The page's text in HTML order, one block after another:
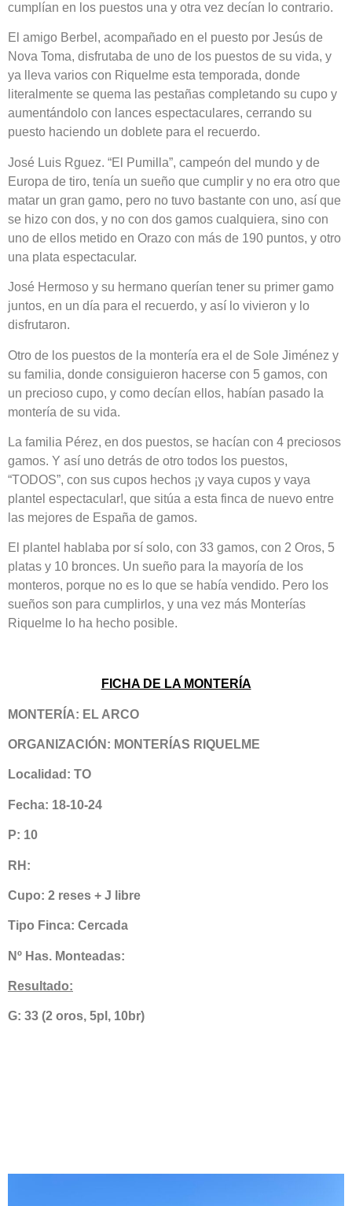
cumplían en los puestos una y otra vez decían lo contrario.
El amigo Berbel, acompañado en el puesto por Jesús de
Nova Toma, disfrutaba de uno de los puestos de su vida, y
ya lleva varios con Riquelme esta temporada, donde
literalmente se quema las pestañas completando su cupo y
aumentándolo con lances espectaculares, cerrando su
puesto haciendo un doblete para el recuerdo.
José Luis Rguez. “El Pumilla”, campeón del mundo y de
Europa de tiro, tenía un sueño que cumplir y no era otro que
matar un gran gamo, pero no tuvo bastante con uno, así que
se hizo con dos, y no con dos gamos cualquiera, sino con
uno de ellos metido en Orazo con más de 190 puntos, y otro
una plata espectacular.
José Hermoso y su hermano querían tener su primer gamo
juntos, en un día para el recuerdo, y así lo vivieron y lo
disfrutaron.
Otro de los puestos de la montería era el de Sole Jiménez y
su familia, donde consiguieron hacerse con 5 gamos, con
un precioso cupo, y como decían ellos, habían pasado la
montería de su vida.
La familia Pérez, en dos puestos, se hacían con 4 preciosos
gamos. Y así uno detrás de otro todos los puestos,
“TODOS”, con sus cupos hechos ¡y vaya cupos y vaya
plantel espectacular!, que sitúa a esta finca de nuevo entre
las mejores de España de gamos.
El plantel hablaba por sí solo, con 33 gamos, con 2 Oros, 5
platas y 10 bronces. Un sueño para la mayoría de los
monteros, porque no es lo que se había vendido. Pero los
sueños son para cumplirlos, y una vez más Monterías
Riquelme lo ha hecho posible.
FICHA DE LA MONTERÍA
MONTERÍA: EL ARCO
ORGANIZACIÓN: MONTERÍAS RIQUELME
Localidad: TO
Fecha: 18-10-24
P: 10
RH:
Cupo: 2 reses + J libre
Tipo Finca: Cercada
Nº Has. Monteadas:
Resultado:
G: 33 (2 oros, 5pl, 10br)